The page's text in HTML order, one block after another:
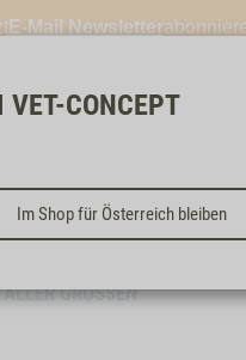
E-Mail Newsletter
Kostenloser & schneller
VET-CONCEPT
Im Shop für Österreich bleiben
200G
GRÖSSEN